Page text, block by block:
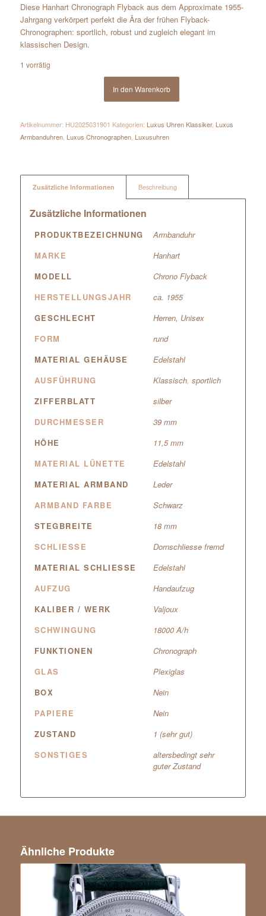
Diese Hanhart Chronograph Flyback aus dem Approximate 1955-
Jahrgang verkörpert perfekt die Ära der frühen Flyback-
Chronographen: sportlich, robust und zugleich elegant im
klassischen Design.
1 vorrätig
In den Warenkorb
Artikelnummer: HU2025031901 Kategorien: Luxus Uhren Klassiker, Luxus
Armbanduhren, Luxus Chronographen, Luxusuhren
Zusätzliche Informationen Beschreibung
Zusätzliche Informationen
PRODUKTBEZEICHNUNG
Armbanduhr
MARKE
Hanhart
MODELL
Chrono Flyback
HERSTELLUNGSJAHR
ca. 1955
GESCHLECHT
Herren, Unisex
FORM
rund
MATERIAL GEHÄUSE
Edelstahl
AUSFÜHRUNG
Klassisch, sportlich
ZIFFERBLATT
silber
DURCHMESSER
39 mm
HÖHE
11,5 mm
MATERIAL LÜNETTE
Edelstahl
MATERIAL ARMBAND
Leder
ARMBAND FARBE
Schwarz
STEGBREITE
18 mm
SCHLIESSE
Dornschliesse fremd
MATERIAL SCHLIESSE
Edelstahl
AUFZUG
Handaufzug
KALIBER / WERK
Valjoux
SCHWINGUNG
18000 A/h
FUNKTIONEN
Chronograph
GLAS
Plexiglas
BOX
Nein
PAPIERE
Nein
ZUSTAND
1 (sehr gut)
SONSTIGES
altersbedingt sehr
guter Zustand
Ähnliche Produkte